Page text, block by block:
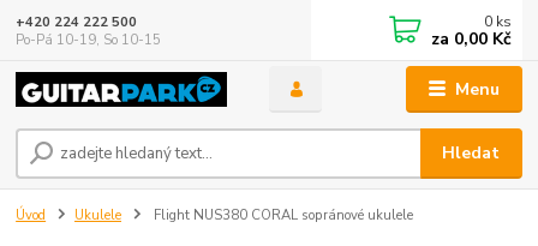
Menu
Hledat
+420 224 222 500
Po-Pá 10-19, So 10-15
0 ks
za 0,00 Kč
Úvod Ukulele Flight NUS380 CORAL sopránové ukulele